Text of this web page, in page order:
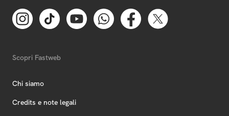
Scopri Fastweb
Chi siamo
Credits e note legali